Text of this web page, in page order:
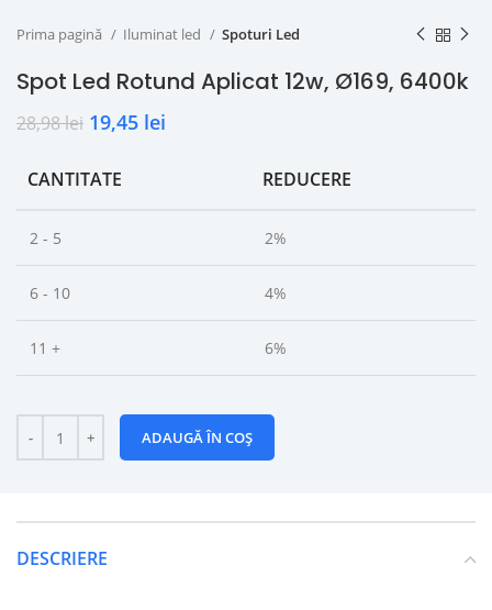
Prima pagină Iluminat led Spoturi Led
Spot Led Rotund Aplicat 12w, Ø169, 6400k
28,98lei 19,45 lei
CANTITATE REDUCERE
2 - 5 2%
6 - 10 4%
11 + 6%
ADAUGĂ ÎN COȘ
DESCRIERE